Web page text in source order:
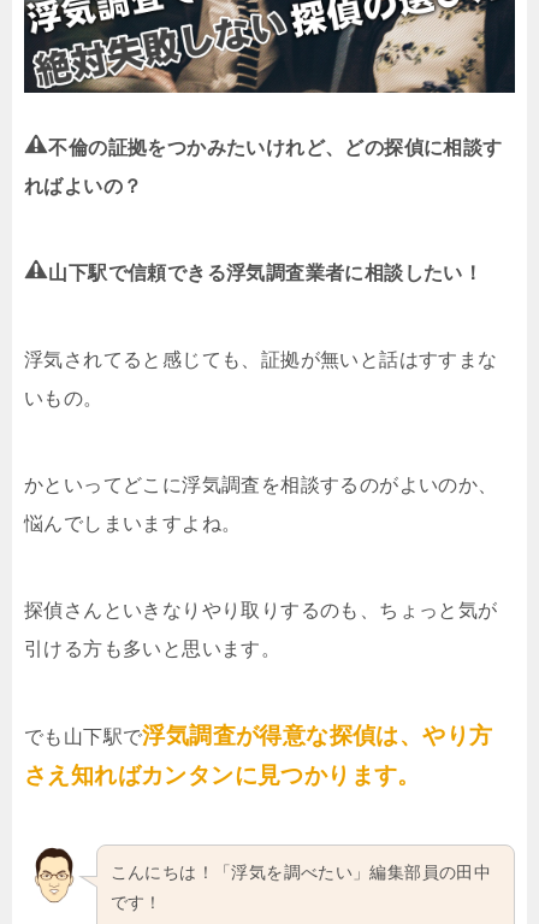
不倫の証拠をつかみたいけれど、どの探偵に相談す
ればよいの？
山下駅で信頼できる浮気調査業者に相談したい！
浮気されてると感じても、証拠が無いと話はすすまな
いもの。
かといってどこに浮気調査を相談するのがよいのか、
悩んでしまいますよね。
探偵さんといきなりやり取りするのも、ちょっと気が
引ける方も多いと思います。
でも山下駅で浮気調査が得意な探偵は、やり方
さえ知ればカンタンに見つかります。
こんにちは！「浮気を調べたい」編集部員の田中
です！